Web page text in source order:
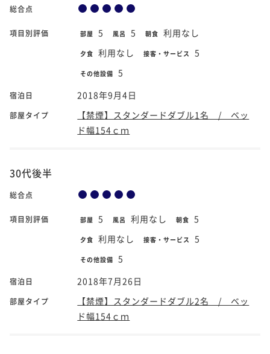
総合点
項目別評価 部屋 5 風呂 5 朝食 利用なし
夕食 利用なし 接客・サービス 5
その他設備 5
宿泊日 2018年9月4日
部屋タイプ
【禁煙】スタンダードダブル1名 / ベッ
ド幅154ｃｍ
30代後半
総合点
項目別評価 部屋 5 風呂 利用なし 朝食 5
夕食 利用なし 接客・サービス 5
その他設備 5
宿泊日 2018年7月26日
部屋タイプ
【禁煙】スタンダードダブル2名 / ベッ
ド幅154ｃｍ